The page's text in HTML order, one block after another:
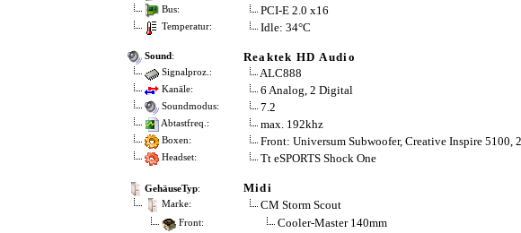
Bus: PCI-E 2.0 x16
Temperatur: Idle: 34°C
Sound: Reaktek HD Audio
Signalproz.: ALC888
Kanäle: 6 Analog, 2 Digital
Soundmodus: 7.2
Abtastfreq.: max. 192khz
Boxen: Front: Universum Subwoofer, Creative Inspire 5100,
Headset: Tt eSPORTS Shock One
GehäuseTyp: Midi
Marke: CM Storm Scout
Front: Cooler-Master 140mm